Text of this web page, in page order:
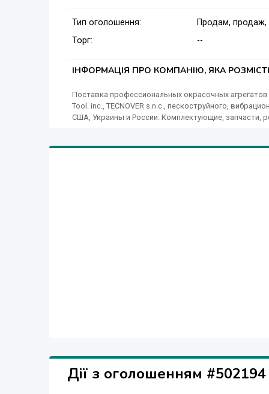
Тип оголошення:
Продам,
Торг:
--
ІНФОРМАЦІЯ ПРО КОМПАНІЮ, ЯКА
Поставка профессиональных окрасочных
Tool. inc., TECNOVER s.n.c., пескоструйного,
США, Украины и России. Комплектующие, запчасти,
Дії з оголошенням #502194